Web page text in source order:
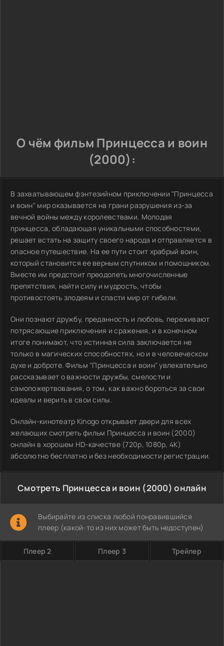
О чём фильм Принцесса и воин
(2000):
В захватывающем фэнтезийном приключении "Принцесса
и воин" мир оказывается на грани разрушения из-за
вечной войны между королевствами. Молодая
принцесса, обладающая уникальными способностями,
решает встать на защиту своего народа и отправляется в
опасное путешествие. На ее пути стоит храбрый воин,
который становится ее верным спутником и помощником.
Вместе им предстоит преодолеть многочисленные
препятствия, найти силу и мудрость, чтобы
противостоять злодеям и спасти мир от гибели.
Они познают дружбу, преданность и любовь, переживают
потрясающие приключения и сражения, и в конечном
итоге понимают, что истинная сила заключается не
только в магических способностях, но и в человеческом
духе и доброте. Фильм "Принцесса и воин" увлекательно
рассказывает о важности дружбы, смелости и
самопожертвования, о том, как важно бороться за свои
идеалы и верить в свои силы.
Онлайн-кинотеатр Kinogo открывает двери для всех
желающих смотреть фильм Принцесса и воин (2000)
онлайн в хорошем HD-качестве (720p, 1080p, 4K)
абсолютно бесплатно и без необходимости регистрации.
Смотреть Принцесса и воин (2000) онлайн
Выбирайте из списка любой понравившийся
плеер (какой-то из них может быть недоступен)
Плеер 2 Плеер 3 Трейлер